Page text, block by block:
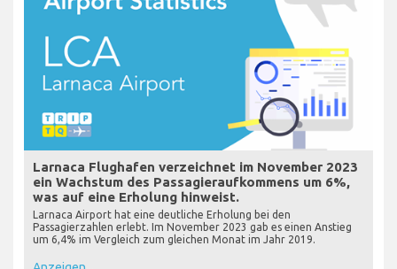
Larnaca Flughafen verzeichnet im November 2023
ein Wachstum des Passagieraufkommens um 6%,
was auf eine Erholung hinweist.
Larnaca Airport hat eine deutliche Erholung bei den
Passagierzahlen erlebt. Im November 2023 gab es einen Anstieg
um 6,4% im Vergleich zum gleichen Monat im Jahr 2019.